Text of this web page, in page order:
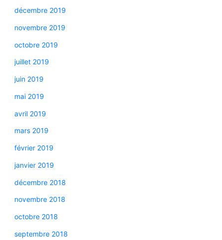
décembre 2019
novembre 2019
octobre 2019
juillet 2019
juin 2019
mai 2019
avril 2019
mars 2019
février 2019
janvier 2019
décembre 2018
novembre 2018
octobre 2018
septembre 2018